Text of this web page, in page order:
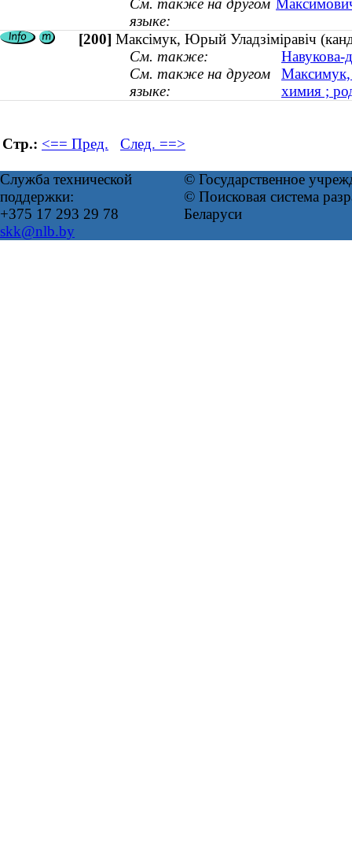
См. также на другом
языке:
[200] Максімук, Юрый Уладзіміравіч
См. также:
Навукова-
См. также на другом
языке:
Максимук,
химия ;
Стр.: <== Пред. След. ==>
Служба технической
поддержки:
+375 17 293 29 78
skk@nlb.by
© Государственное
© Поисковая система
Беларуси